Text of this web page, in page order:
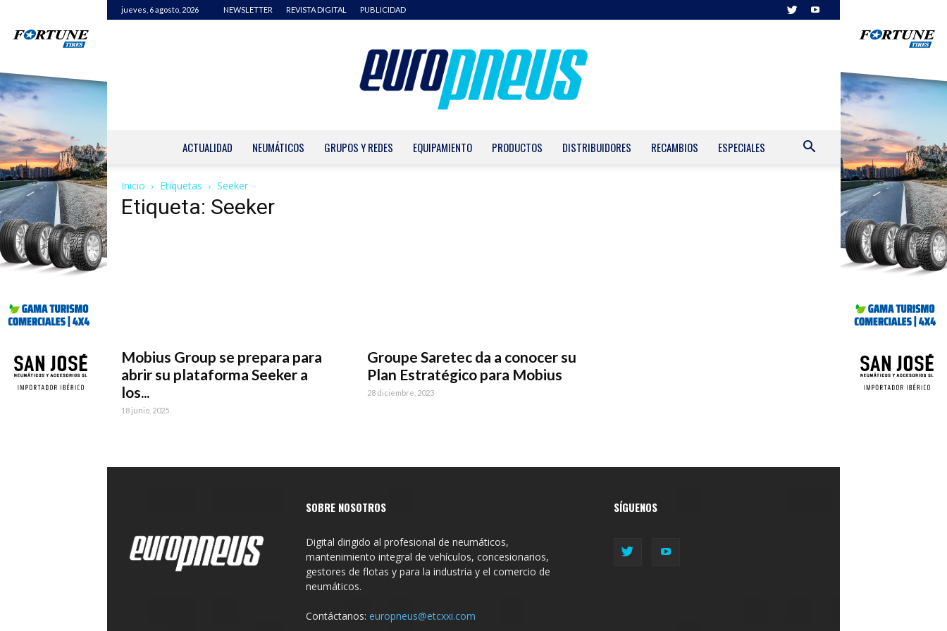
jueves, 6 agosto, 2026 NEWSLETTER REVISTA DIGITAL PUBLICIDAD
ACTUALIDAD NEUMÁTICOS GRUPOS Y REDES EQUIPAMIENTO PRODUCTOS DISTRIBUIDORES RECAMBIOS ESPECIALES
Inicio Etiquetas Seeker
Etiqueta: Seeker
Mobius Group se prepara para
abrir su plataforma Seeker a
los...
18 junio, 2025
Groupe Saretec da a conocer su
Plan Estratégico para Mobius
28 diciembre, 2023
SOBRE NOSOTROS
Digital dirigido al profesional de neumáticos,
mantenimiento integral de vehículos, concesionarios,
gestores de flotas y para la industria y el comercio de
neumáticos.
Contáctanos: europneus@etcxxi.com
SÍGUENOS